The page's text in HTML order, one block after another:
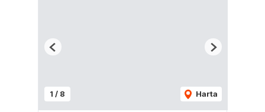
1 / 8 Harta
Previous Next